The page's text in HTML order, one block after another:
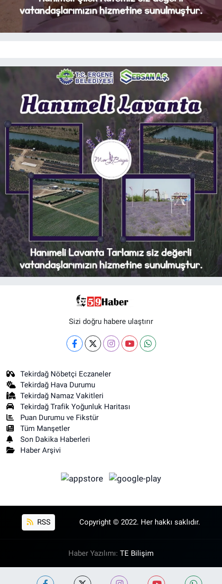
Sizi doğru habere ulaştırır
Tekirdağ Nöbetçi Eczaneler
Tekirdağ Hava Durumu
Tekirdağ Namaz Vakitleri
Tekirdağ Trafik Yoğunluk Haritası
Puan Durumu ve Fikstür
Tüm Manşetler
Son Dakika Haberleri
Haber Arşivi
RSS Copyright © 2022. Her hakkı saklıdır.
Haber Yazılımı: TE Bilişim